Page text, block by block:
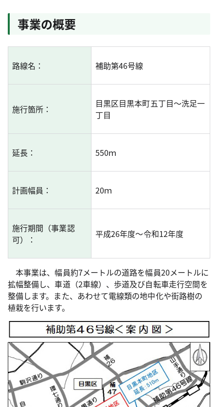
事業の概要
路線名： 補助第46号線
施行箇所：
目黒区目黒本町五丁目～洗足一
丁目
延長： 550ｍ
計画幅員： 20ｍ
施行期間（事業認
可）：
平成26年度～令和12年度
本事業は、幅員約7メートルの道路を幅員20メートルに
拡幅整備し、車道（2車線）、歩道及び自転車走行空間を
整備します。また、あわせて電線類の地中化や街路樹の
植栽を行います。